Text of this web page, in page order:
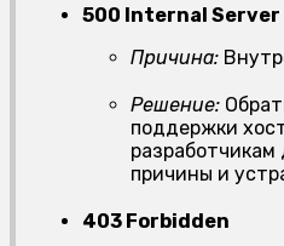
500 Internal Server
Причина:
Решение:
поддержки
причины и
403 Forbidden